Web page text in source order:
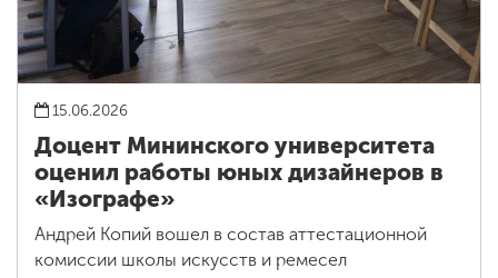
15.06.2026
Доцент Мининского университета
оценил работы юных дизайнеров в
«Изографе»
Андрей Копий вошел в состав аттестационной
комиссии школы искусств и ремесел